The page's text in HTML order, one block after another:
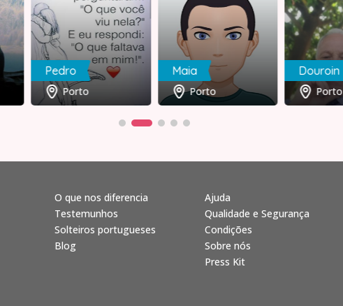
Pedro
Porto
Maia
Porto
Douroin
Porto
O que nos diferencia
Testemunhos
Solteiros portugueses
Blog
Ajuda
Qualidade e Segurança
Condições
Sobre nós
Press Kit